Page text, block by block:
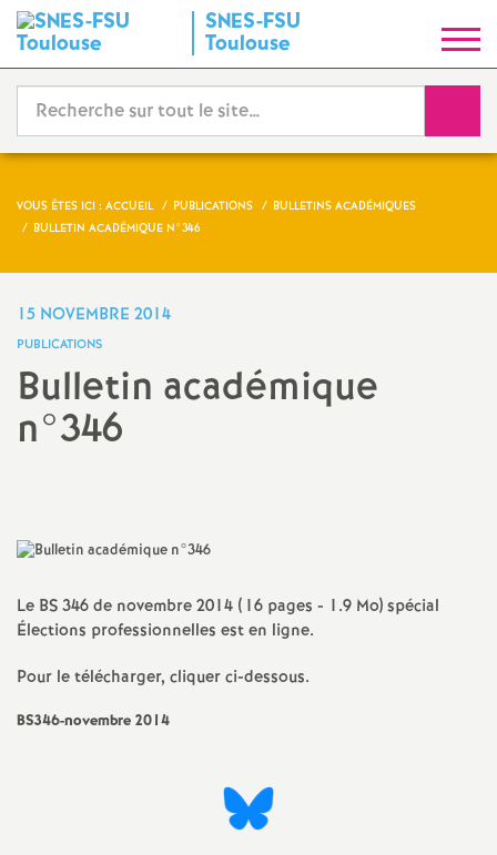
SNES-FSU
Toulouse
y
n
d
i
a
t
VOUS ÊTES ICI : ACCUEIL PUBLICATIONS
BULLETINS ACADÉMIQUES
BULLETIN ACADÉMIQUE N°346
15 NOVEMBRE 2014
PUBLICATIONS
Bulletin académique
n°346
Le BS 346 de novembre 2014 (16 pages - 1.9 Mo) spécial
Élections professionnelles est en ligne.
Pour le télécharger, cliquer ci-dessous.
BS346-novembre 2014